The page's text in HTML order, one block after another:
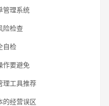
管理系统
险检查
自检
作要避免
理工具推荐
的经营误区